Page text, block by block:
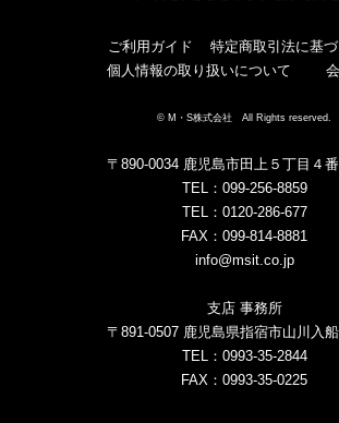
ご利用ガイド
特定商取引法に基
個人情報の取り扱いについて
© M・S株式会社 All Rights reserved.
〒890-0034 鹿児島市田上５丁目４
TEL：099-256-8859
TEL：0120-286-677
FAX：099-814-8881
info@msit.co.jp
支店 事務所
〒891-0507 鹿児島県指宿市山川入
TEL：0993-35-2844
FAX：0993-35-0225